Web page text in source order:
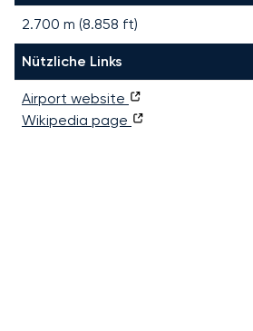
2.700 m (8.858 ft)
Nützliche Links
Airport website
Wikipedia page